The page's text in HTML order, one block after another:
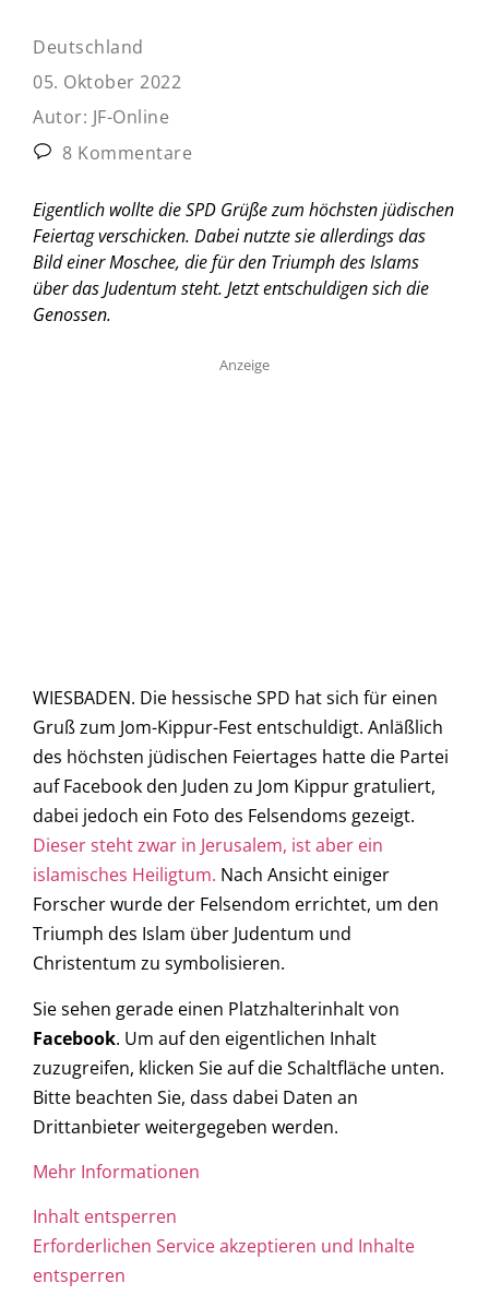
Deutschland
05. Oktober 2022
Autor: JF-Online
8 Kommentare
Eigentlich wollte die SPD Grüße zum höchsten jüdischen
Feiertag verschicken. Dabei nutzte sie allerdings das
Bild einer Moschee, die für den Triumph des Islams
über das Judentum steht. Jetzt entschuldigen sich die
Genossen.
Anzeige
WIESBADEN. Die hessische SPD hat sich für einen
Gruß zum Jom-Kippur-Fest entschuldigt. Anläßlich
des höchsten jüdischen Feiertages hatte die Partei
auf Facebook den Juden zu Jom Kippur gratuliert,
dabei jedoch ein Foto des Felsendoms gezeigt.
Dieser steht zwar in Jerusalem, ist aber ein
islamisches Heiligtum. Nach Ansicht einiger
Forscher wurde der Felsendom errichtet, um den
Triumph des Islam über Judentum und
Christentum zu symbolisieren.
Sie sehen gerade einen Platzhalterinhalt von
Facebook. Um auf den eigentlichen Inhalt
zuzugreifen, klicken Sie auf die Schaltfläche unten.
Bitte beachten Sie, dass dabei Daten an
Drittanbieter weitergegeben werden.
Mehr Informationen
Inhalt entsperren
Erforderlichen Service akzeptieren und Inhalte
entsperren